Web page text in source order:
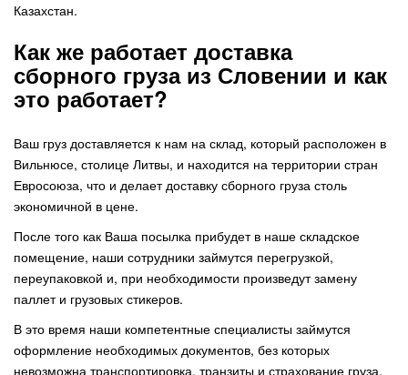
Казахстан.
Как же работает доставка
сборного груза из Словении и как
это работает?
Ваш груз доставляется к нам на склад, который расположен в
Вильнюсе, столице Литвы, и находится на территории стран
Евросоюза, что и делает доставку сборного груза столь
экономичной в цене.
После того как Ваша посылка прибудет в наше складское
помещение, наши сотрудники займутся перегрузкой,
переупаковкой и, при необходимости произведут замену
паллет и грузовых стикеров.
В это время наши компетентные специалисты займутся
оформление необходимых документов, без которых
невозможна транспортировка, транзиты и страхование груза.